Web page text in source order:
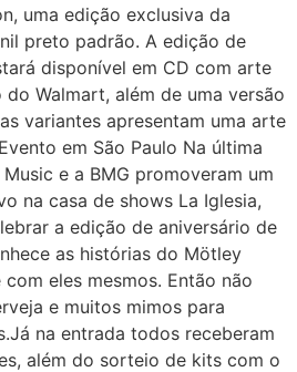
uma edição exclusiva da
preto padrão. A edição de
disponível em CD com arte
Walmart, além de uma versão
variantes apresentam uma arte
em São Paulo Na última
e a BMG promoveram um
na casa de shows La Iglesia,
a edição de aniversário de
as histórias do Mötley
eles mesmos. Então não
e muitos mimos para
na entrada todos receberam
além do sorteio de kits com o